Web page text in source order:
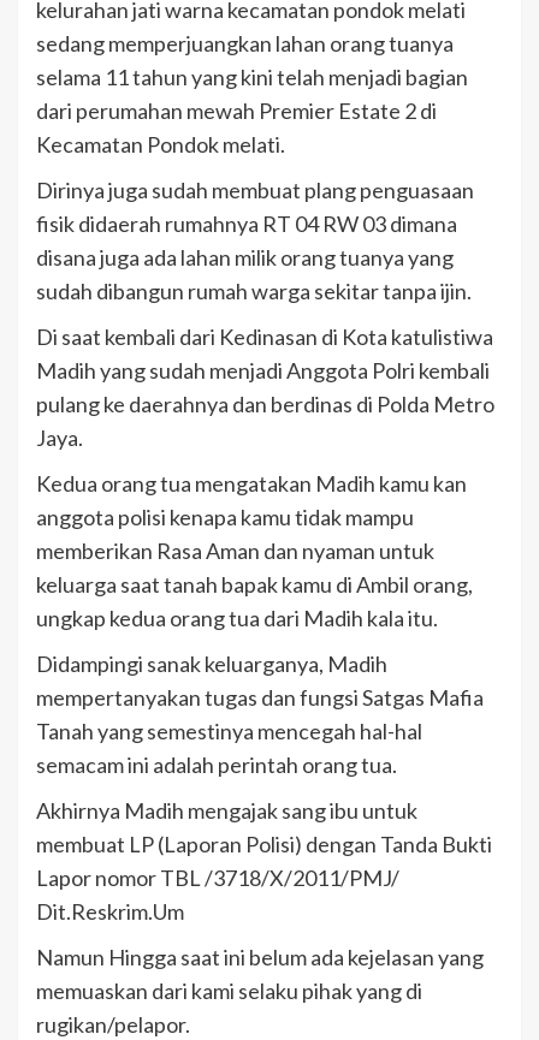
kelurahan jati warna kecamatan pondok melati
sedang memperjuangkan lahan orang tuanya
selama 11 tahun yang kini telah menjadi bagian
dari perumahan mewah Premier Estate 2 di
Kecamatan Pondok melati.
Dirinya juga sudah membuat plang penguasaan
fisik didaerah rumahnya RT 04 RW 03 dimana
disana juga ada lahan milik orang tuanya yang
sudah dibangun rumah warga sekitar tanpa ijin.
Di saat kembali dari Kedinasan di Kota katulistiwa
Madih yang sudah menjadi Anggota Polri kembali
pulang ke daerahnya dan berdinas di Polda Metro
Jaya.
Kedua orang tua mengatakan Madih kamu kan
anggota polisi kenapa kamu tidak mampu
memberikan Rasa Aman dan nyaman untuk
keluarga saat tanah bapak kamu di Ambil orang,
ungkap kedua orang tua dari Madih kala itu.
Didampingi sanak keluarganya, Madih
mempertanyakan tugas dan fungsi Satgas Mafia
Tanah yang semestinya mencegah hal-hal
semacam ini adalah perintah orang tua.
Akhirnya Madih mengajak sang ibu untuk
membuat LP (Laporan Polisi) dengan Tanda Bukti
Lapor nomor TBL /3718/X/2011/PMJ/
Dit.Reskrim.Um
Namun Hingga saat ini belum ada kejelasan yang
memuaskan dari kami selaku pihak yang di
rugikan/pelapor.